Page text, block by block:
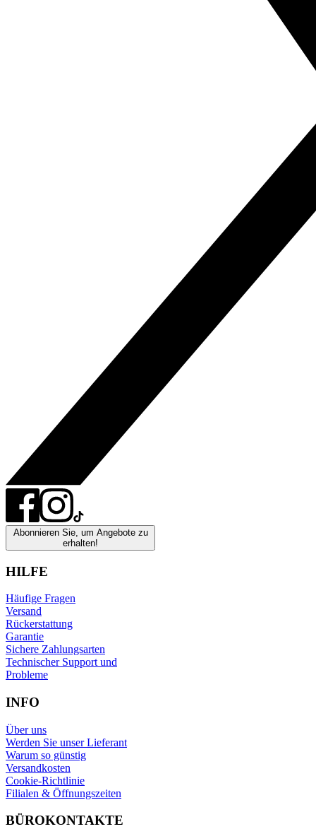
Abonnieren Sie, um Angebote zu
erhalten!
HILFE
Häufige Fragen
Versand
Rückerstattung
Garantie
Sichere Zahlungsarten
Technischer Support und
Probleme
INFO
Über uns
Werden Sie unser Lieferant
Warum so günstig
Versandkosten
Cookie-Richtlinie
Filialen & Öffnungszeiten
BÜROKONTAKTE